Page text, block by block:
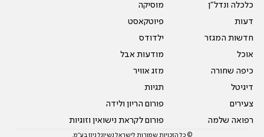
כלכלה ונדל"ן
דעות
חדשות המגזר
אוכל
כיפה שחורה
דיגיטל
צעירים
רפואה שלמה
מוסיקה
פיוטקאסט
ילדודס
מודעות אבל
מזג אוויר
תגיות
פורום הריון ולידה
פורום לקראת נישואין וזוגיות
© כל הזכויות שמורות לישראל נשיונל ניוז בע"מ.